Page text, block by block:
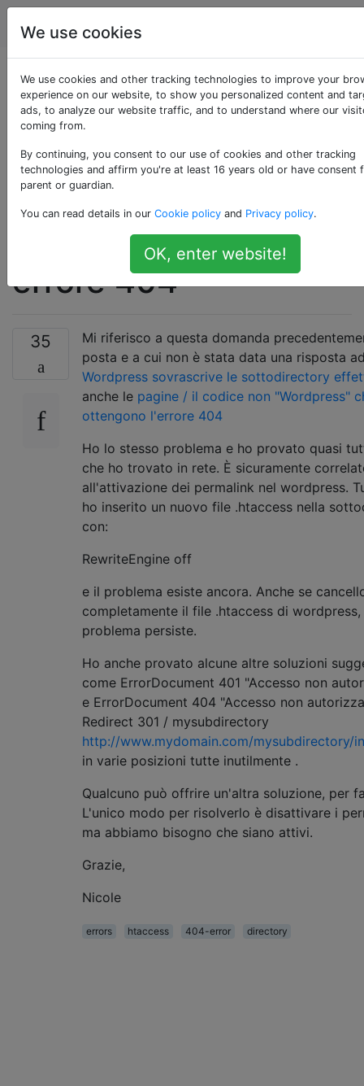
WordPress
Impossibile accedere
alle sottodirectory
non wordpress
poiché wordpress le
sovrascrive con un
errore 404
35
Mi riferisco a questa domanda
posta e a cui non è stata data una risposta
Wordpress sovrascrive le sottodirectory
anche le pagine / il codice non "Wordpress"
ottengono l'errore 404
Ho lo stesso problema e ho provato quasi
che ho trovato in rete. È sicuramente
all'attivazione dei permalink nel wordpress.
ho inserito un nuovo file .htaccess nella
con:
RewriteEngine off
e il problema esiste ancora. Anche se
completamente il file .htaccess di wordpress,
problema persiste.
Ho anche provato alcune altre soluzioni
come ErrorDocument 401 "Accesso non
e ErrorDocument 404 "Accesso non
Redirect 301 / mysubdirectory
http://www.mydomain.com/mysubdirectory/
in varie posizioni tutte inutilmente .
Qualcuno può offrire un'altra soluzione, per
L'unico modo per risolverlo è disattivare i
ma abbiamo bisogno che siano attivi.
Grazie,
Nicole
errors htaccess 404-error directory
We use cookies
We use cookies and other tracking technologies to improve your
experience on our website, to show you personalized content and
ads, to analyze our website traffic, and to understand where our
coming from.
By continuing, you consent to our use of cookies and other tracking
technologies and affirm you're at least 16 years old or have consent
parent or guardian.
You can read details in our Cookie policy and Privacy policy.
OK, enter website!